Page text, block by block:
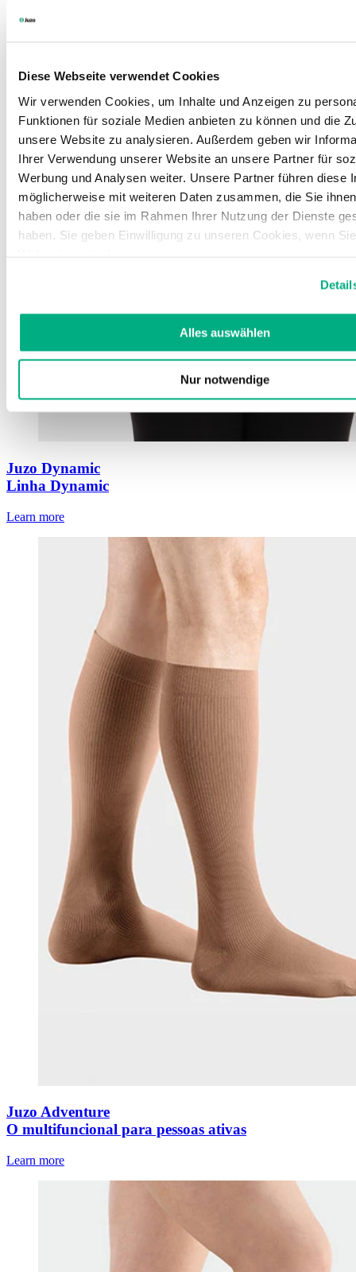
Diese Webseite verwendet Cookies
Wir verwenden Cookies, um Inhalte und Anzeigen zu
Funktionen für soziale Medien anbieten zu können und die
unsere Website zu analysieren. Außerdem geben wir
Ihrer Verwendung unserer Website an unsere Partner für
Werbung und Analysen weiter. Unsere Partner führen diese
möglicherweise mit weiteren Daten zusammen, die Sie
haben oder die sie im Rahmen Ihrer Nutzung der Dienste
haben. Sie geben Einwilligung zu unseren Cookies, wenn
Alles auswählen
Nur notwendige
Juzo Dynamic
Linha Dynamic
Learn more
Juzo Adventure
O multifuncional para pessoas ativas
Learn more